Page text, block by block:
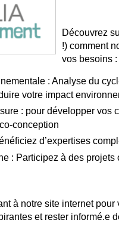
Découvrez
!) comment
vos besoins :
: Analyse du
votre impact
: pour développer
conception
d’expertises
: Participez à des
à notre site internet
et rester informé.e